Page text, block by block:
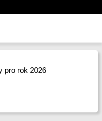
pro rok 2026